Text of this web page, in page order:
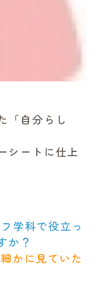
「自分らし
シートに仕上
学科で役立っ
か？
かに見ていた